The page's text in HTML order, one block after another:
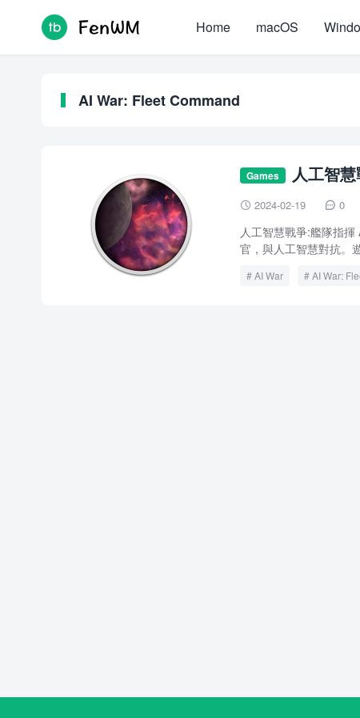
Home macOS
AI War: Fleet Command
Games
人工智
v8.024 激活版
 2024-02-19  0
人工智慧戰爭:艦隊指
官，與人工智慧對抗。
AI War AI War: